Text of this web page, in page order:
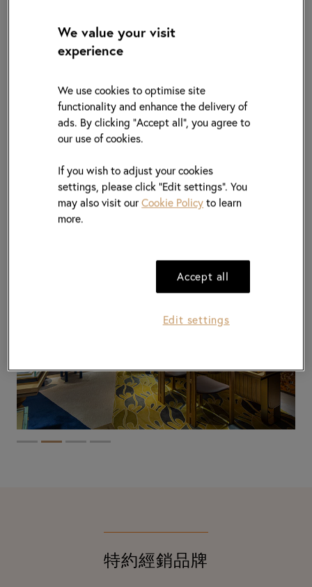
憑藉雅致品牌形象、對優質珠寶及服務的追求，周生生
禮、日常飾品及高級珠寶四大類別，提供高品質及多元
化的產品選擇；近年更積極擴展國內社區版圖，以全新
營運模式「生生活宇」開拓銷售網絡，為社區客戶提供
品牌敢於將經典匠藝糅合當代創新元素，打造多款獨家
產品，以一站式貼心購物體驗，全面滿足不同顧客所
需，成績斐然，歷久常新。
特約經銷品牌
We value your visit
experience
We use cookies to optimise site
functionality and enhance the delivery of
ads. By clicking "Accept all", you agree to
our use of cookies.
If you wish to adjust your cookies
settings, please click “Edit settings”. You
may also visit ourCookie Policy to learn
more.
Accept all
Edit settings